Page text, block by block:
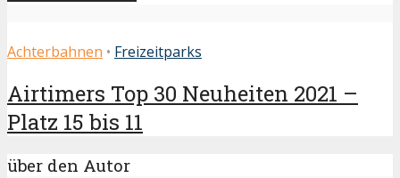
Achterbahnen • Freizeitparks
Airtimers Top 30 Neuheiten 2021 –
Platz 15 bis 11
über den Autor